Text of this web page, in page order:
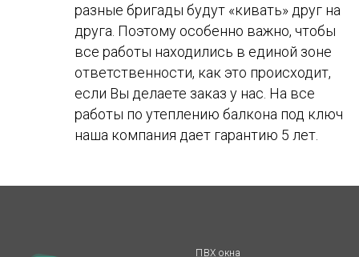
разные бригады будут «кивать» друг на
друга. Поэтому особенно важно, чтобы
все работы находились в единой зоне
ответственности, как это происходит,
если Вы делаете заказ у нас. На все
работы по утеплению балкона под ключ
наша компания дает гарантию 5 лет.
ПВХ окна